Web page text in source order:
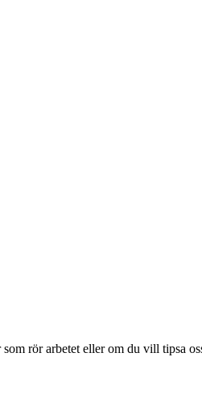
rör arbetet eller om du vill tipsa